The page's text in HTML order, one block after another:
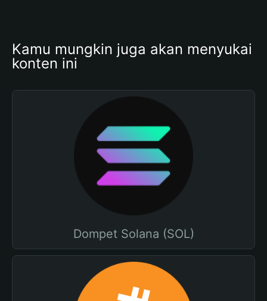
Kamu mungkin juga akan menyukai
konten ini
Dompet Solana (SOL)